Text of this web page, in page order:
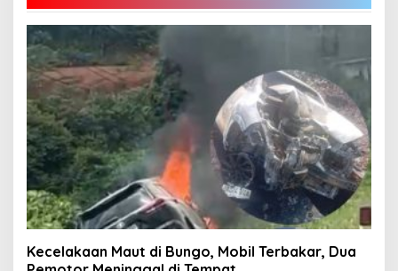
Kecelakaan Maut di Bungo, Mobil Terbakar, Dua